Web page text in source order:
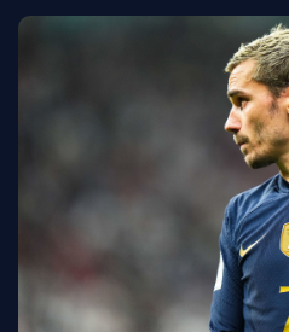
MANCHESTER UNITED
BAYERN